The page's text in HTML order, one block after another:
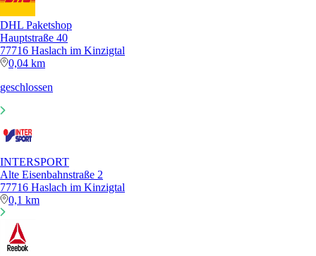
DHL Paketshop
Hauptstraße 40
77716 Haslach im Kinzigtal
0,04 km
geschlossen
INTERSPORT
Alte Eisenbahnstraße 2
77716 Haslach im Kinzigtal
0,1 km